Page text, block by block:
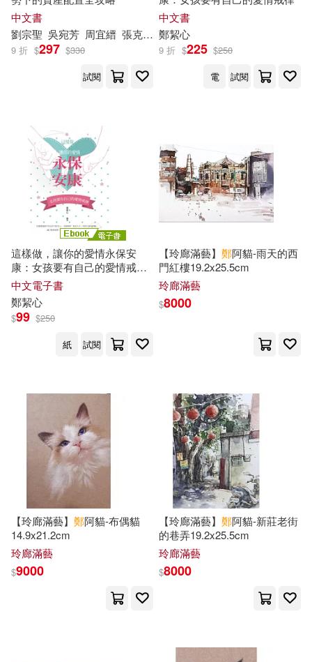
鄭匡宇(27) MAXING(26)
厲河(26) CHoBitcH(25)
鄭清文(25)
木村心一(24) 鄭兆臻(24)
鄭又菁(24) 鄭連根(24)
鏡リュウジ(24) h.m.p(23)
葵せきな(23) 鄭貞銘(23)
鄭聿翔(22) 傲無常(21)
楊永青(21) 田邊伊衛郎(21)
鄭世彬(21)
鄭和生(21) 鄭建斌(21)
チェリーズ(20)
光原ひつじ(20)
小手川瑜亞(20)
永井里菜(20)
商周出版(92)
吉林美術出版社(80)
文物出版社(79)
中國中醫藥出版社(78)
Neo Media(77) 九歌(77)
小魯文化(77)
華中科技大學出版社(77)
音樂之橋(76)
中國社會科學出版社(75)
KADOKAWA(73)
外語教學與研究出版社(72)
中文書
劉宗聖 吳宛芳 周宜縉 張克豪 方雅婷
9 折 $297 $330
試閱
中文書
鄭絜心
9 折 $225 $250
電
試閱
這樣做，讓你的愛情永保安
康：女孩要有自己的愛情戒律
(電子書)
中文電子書
鄭絜心
$99 $250
紙
試閱
【玲廊滿藝】 鄭阿貓-雨天的西
門紅樓19.2x25.5cm
玲廊滿藝
$8000
【玲廊滿藝】 鄭阿貓-布偶貓
14.9x21.2cm
玲廊滿藝
$9000
【玲廊滿藝】 鄭阿貓-新莊老街
的巷弄19.2x25.5cm
玲廊滿藝
$8000